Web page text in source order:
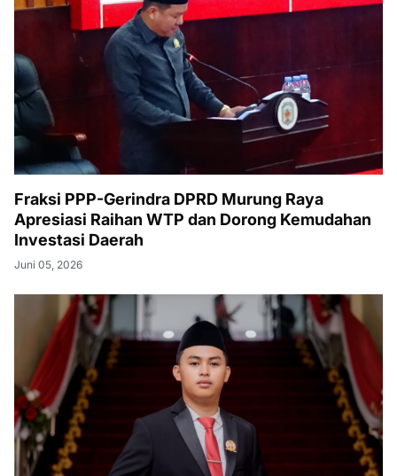
Fraksi PPP-Gerindra DPRD Murung Raya
Apresiasi Raihan WTP dan Dorong Kemudahan
Investasi Daerah
Juni 05, 2026